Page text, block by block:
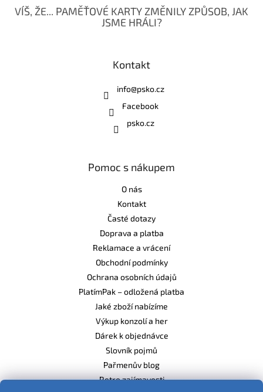
VÍŠ, ŽE... PAMĚŤOVÉ KARTY ZMĚNILY ZPŮSOB, JAK
JSME HRÁLI?
Kontakt
info@psko.cz
Facebook
psko.cz
Pomoc s nákupem
O nás
Kontakt
Časté dotazy
Doprava a platba
Reklamace a vrácení
Obchodní podmínky
Ochrana osobních údajů
PlatímPak – odložená platba
Jaké zboží nabízíme
Výkup konzolí a her
Dárek k objednávce
Slovník pojmů
Pařmenův blog
Retro zajímavosti